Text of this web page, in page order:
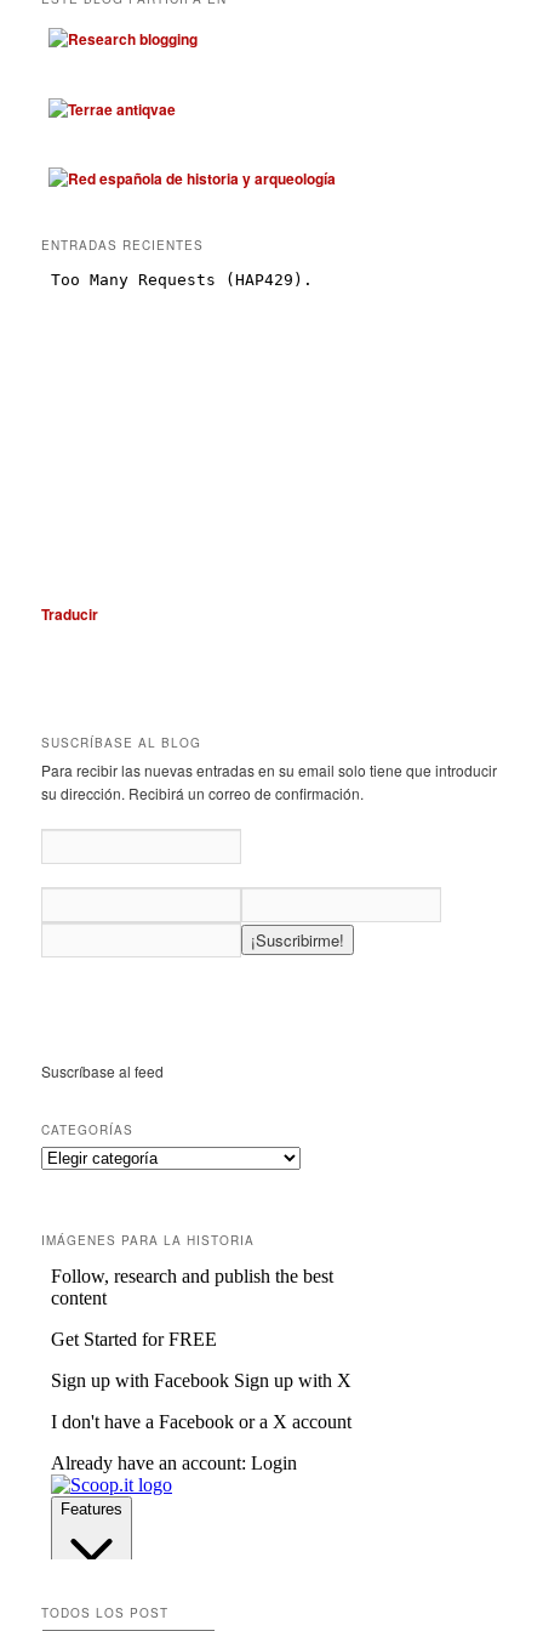
ENTRADAS RECIENTES
Traducir
SUSCRÍBASE AL BLOG
Para recibir las nuevas entradas en su email solo tiene que introducir
su dirección. Recibirá un correo de confirmación.
Suscríbase al feed
CATEGORÍAS
IMÁGENES PARA LA HISTORIA
TODOS LOS POST